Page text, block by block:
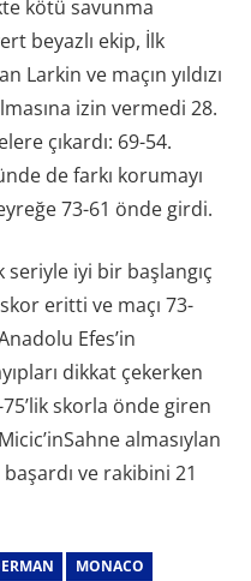
kötü savunma
beyazlı ekip, İlk
Larkin ve maçın yıldızı
izin vermedi 28.
çıkardı: 69-54.
de farkı korumayı
73-61 önde girdi.
seriyle iyi bir başlangıç
eritti ve maçı 73-
Efes’in
dikkat çekerken
skorla önde giren
almasıylan
ve rakibini 21
MONACO